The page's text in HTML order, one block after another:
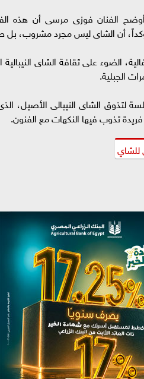
الفنان فوزى مرسى أن هذه
مؤكداً، أن الشاى ليس مجرد
الضوء على ثقافة الشاى
الجبلية.
لتذوق الشاى النيبالى الأصيل،
فريدة تذوب فيها النكهات مع الفنون.
للشاي